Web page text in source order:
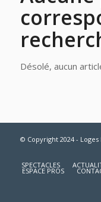
Désolé, aucun
© Copyright 2024 -
SPECTACLES
ESPACE PROS